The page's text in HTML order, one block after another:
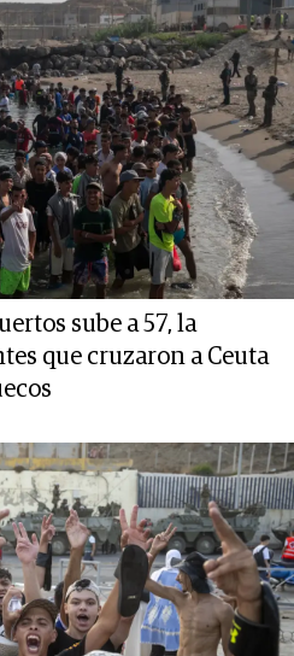
sube a 57, la
que cruzaron a Ceuta